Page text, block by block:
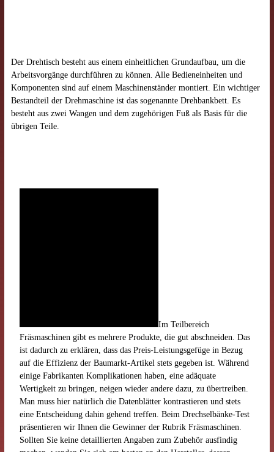
Der Drehtisch besteht aus einem einheitlichen Grundaufbau, um die
Arbeitsvorgänge durchführen zu können. Alle Bedieneinheiten und
Komponenten sind auf einem Maschinenständer montiert. Ein wichtiger
Bestandteil der Drehmaschine ist das sogenannte Drehbankbett. Es
besteht aus zwei Wangen und dem zugehörigen Fuß als Basis für die
übrigen Teile.
Im Teilbereich
Fräsmaschinen gibt es mehrere Produkte, die gut abschneiden. Das
ist dadurch zu erklären, dass das Preis-Leistungsgefüge in Bezug
auf die Effizienz der Baumarkt-Artikel stets gegeben ist. Während
einige Fabrikanten Komplikationen haben, eine adäquate
Wertigkeit zu bringen, neigen wieder andere dazu, zu übertreiben.
Man muss hier natürlich die Datenblätter kontrastieren und stets
eine Entscheidung dahin gehend treffen. Beim Drechselbänke-Test
präsentieren wir Ihnen die Gewinner der Rubrik Fräsmaschinen.
Sollten Sie keine detaillierten Angaben zum Zubehör ausfindig